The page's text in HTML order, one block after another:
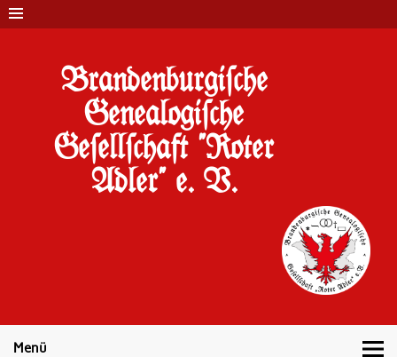
Brandenburgi#che
Genealogi#che
Ge#ell#chaft "Roter
Adler" e. V.
Menü